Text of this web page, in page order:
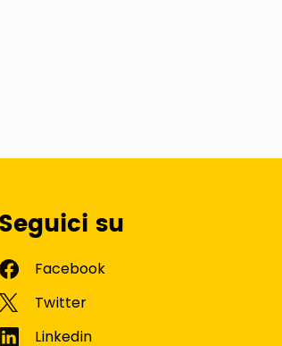
Seguici su